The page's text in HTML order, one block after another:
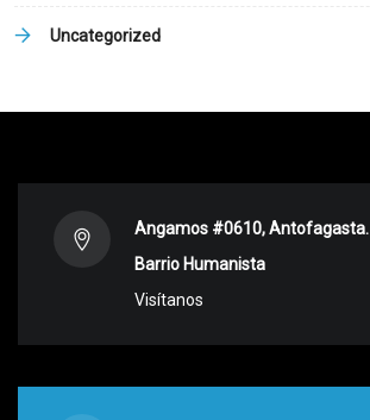
Uncategorized
Angamos #0610, Antofagasta.
Barrio Humanista
Visítanos